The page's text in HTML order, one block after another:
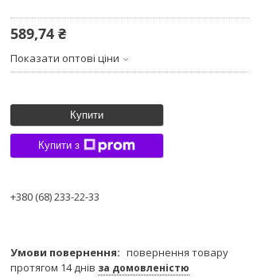
589,74 ₴
Показати оптові ціни
Купити
Купити з
+380 (68) 233-22-33
повернення товару
протягом 14 днів за домовленістю